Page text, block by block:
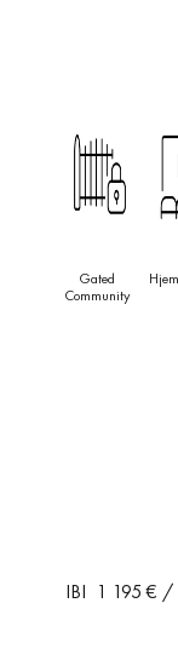
Gated
Community
IBI 1 195 € /